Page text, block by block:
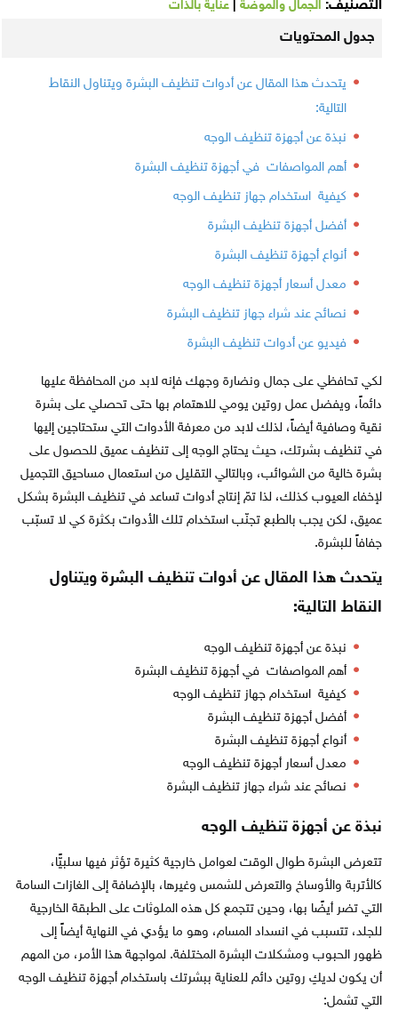
التصنيف: الجمال والموضة| عناية بالذات
جدول المحتويات
يتحدث هذا المقال عن أدوات تنظيف البشرة ويتناول النقاط
التالية:
نبذة عن أجهزة تنظيف الوجه
أهم المواصفات في أجهزة تنظيف البشرة
كيفية استخدام جهاز تنظيف الوجه
أفضل أجهزة تنظيف البشرة
أنواع أجهزة تنظيف البشرة
معدل أسعار أجهزة تنظيف الوجه
نصائح عند شراء جهاز تنظيف البشرة
فيديو عن أدوات تنظيف البشرة
لكي تحافظي على جمال ونضارة وجهك فإنه لابد من المحافظة عليها
دائماً، ويفضل عمل روتين يومي للاهتمام بها حتى تحصلي على بشرة
نقية وصافية أيضاً، لذلك لابد من معرفة الأدوات التي ستحتاجين إليها
في تنظيف بشرتك، حيث يحتاج الوجه إلى تنظيف عميق للحصول على
بشرة خالية من الشوائب، وبالتالي التقليل من استعمال مساحيق التجميل
لإخفاء العيوب كذلك، لذا تمّ إنتاج أدوات تساعد في تنظيف البشرة بشكل
عميق، لكن يجب بالطبع تجنّب استخدام تلك الأدوات بكثرة كي لا تسبّب
جفافاً للبشرة.
يتحدث هذا المقال عن أدوات تنظيف البشرة ويتناول
النقاط التالية:
نبذة عن أجهزة تنظيف الوجه
أهم المواصفات في أجهزة تنظيف البشرة
كيفية استخدام جهاز تنظيف الوجه
أفضل أجهزة تنظيف البشرة
أنواع أجهزة تنظيف البشرة
معدل أسعار أجهزة تنظيف الوجه
نصائح عند شراء جهاز تنظيف البشرة
نبذة عن أجهزة تنظيف الوجه
تتعرض البشرة طوال الوقت لعوامل خارجية كثيرة تؤثر فيها سلبيًّا،
كالأتربة والأوساخ والتعرض للشمس وغيرها، بالإضافة إلى الغازات السامة
التي تضر أيضًا بها، وحين تتجمع كل هذه الملوثات على الطبقة الخارجية
للجلد، تتسبب في انسداد المسام، وهو ما يؤدي في النهاية أيضاً إلى
ظهور الحبوب ومشكلات البشرة المختلفة. لمواجهة هذا الأمر، من المهم
أن يكون لديكِ روتين دائم للعناية ببشرتك باستخدام أجهزة تنظيف الوجه
التي تشمل: